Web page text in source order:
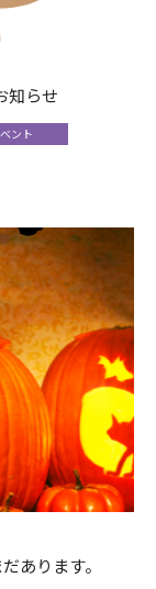
知らせ
ント
あります。